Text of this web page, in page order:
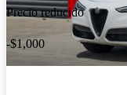
Precio reducido
-$1,000